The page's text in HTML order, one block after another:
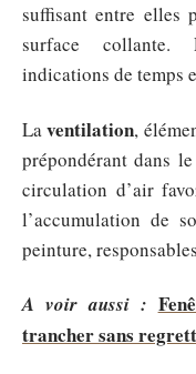
suffisant entre elles
surface collante.
indications de temps
Laventilation,
prépondérant dans le
circulation d’air
l’accumulation de
peinture,
A voir aussi :
trancher sans